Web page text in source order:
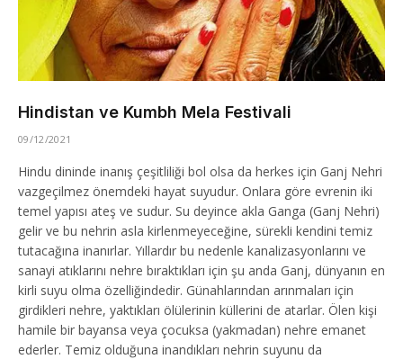
Hindistan ve Kumbh Mela Festivali
09/12/2021
Hindu dininde inanış çeşitliliği bol olsa da herkes için Ganj Nehri
vazgeçilmez önemdeki hayat suyudur. Onlara göre evrenin iki
temel yapısı ateş ve sudur. Su deyince akla Ganga (Ganj Nehri)
gelir ve bu nehrin asla kirlenmeyeceğine, sürekli kendini temiz
tutacağına inanırlar. Yıllardır bu nedenle kanalizasyonlarını ve
sanayi atıklarını nehre bıraktıkları için şu anda Ganj, dünyanın en
kirli suyu olma özelliğindedir. Günahlarından arınmaları için
girdikleri nehre, yaktıkları ölülerinin küllerini de atarlar. Ölen kişi
hamile bir bayansa veya çocuksa (yakmadan) nehre emanet
ederler. Temiz olduğuna inandıkları nehrin suyunu da